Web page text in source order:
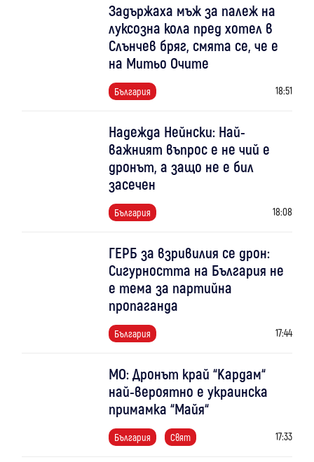
Задържаха мъж за палеж на
луксозна кола пред хотел в
Слънчев бряг, смята се, че е
на Митьо Очите
България 18:51
Надежда Нейнски: Най-
важният въпрос е не чий е
дронът, а защо не е бил
засечен
България 18:08
ГЕРБ за взривилия се дрон:
Сигурността на България не
е тема за партийна
пропаганда
България 17:44
МО: Дронът край “Кардам“
най-вероятно е украинска
примамка “Майя“
България Свят 17:33